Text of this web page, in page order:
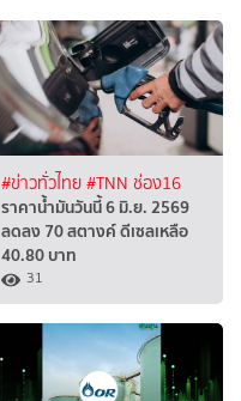
#ข่าวทั่วไทย#TNN ช่อง16
ราคาน้ำมันวันนี้ 6 มิ.ย. 2569
ลดลง 70 สตางค์ ดีเซลเหลือ
40.80 บาท
31